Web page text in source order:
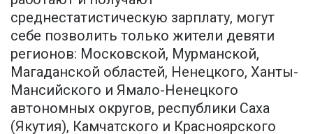
среднестатистическую зарплату, могут
себе позволить только жители девяти
регионов: Московской, Мурманской,
Магаданской областей, Ненецкого, Ханты-
Мансийского и Ямало-Ненецкого
автономных округов, республики Саха
(Якутия), Камчатского и Красноярского